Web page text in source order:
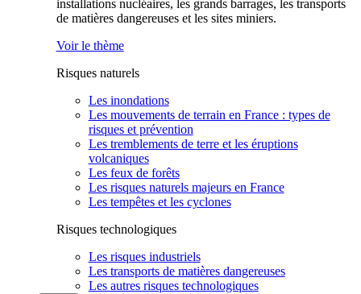
installations nucléaires, les grands barrages, les transports
de matières dangereuses et les sites miniers.
Voir le thème
Risques naturels
Les inondations
Les mouvements de terrain en France : types de
risques et prévention
Les tremblements de terre et les éruptions
volcaniques
Les feux de forêts
Les risques naturels majeurs en France
Les tempêtes et les cyclones
Risques technologiques
Les risques industriels
Les transports de matières dangereuses
Les autres risques technologiques